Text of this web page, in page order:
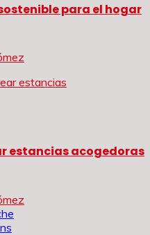
para el hogar
estancias acogedoras